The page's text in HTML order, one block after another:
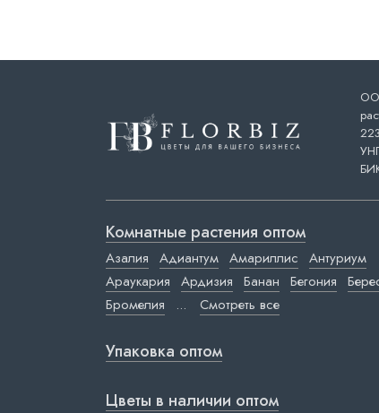
Комнатные растения оптом
Азалия Адиантум Амариллис Антуриум
Араукария Ардизия Банан Бегония
Бромелия
... Смотреть все
Упаковка оптом
Цветы в наличии оптом